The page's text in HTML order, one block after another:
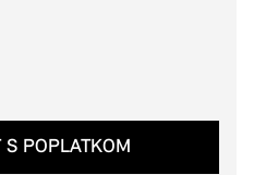
okno)
S POPLATKOM